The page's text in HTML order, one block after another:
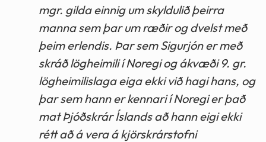
mgr. gilda einnig um skyldulið þeirra
manna sem þar um ræðir og dvelst með
þeim erlendis. Þar sem Sigurjón er með
skráð lögheimili í Noregi og ákvæði 9. gr.
lögheimilislaga eiga ekki við hagi hans, og
þar sem hann er kennari í Noregi er það
mat Þjóðskrár Íslands að hann eigi ekki
rétt að á vera á kjörskrárstofni